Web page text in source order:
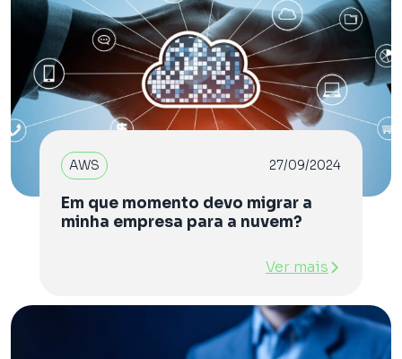
AWS 27/09/2024
Em que momento devo migrar a
minha empresa para a nuvem?
Ver mais